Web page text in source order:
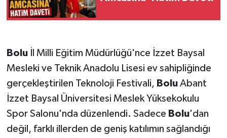
Boluİl Milli Eğitim Müdürlüğü'nce İzzet Baysal
Mesleki ve Teknik Anadolu Lisesi ev sahipliğinde
gerçekleştirilen Teknoloji Festivali, BoluAbant
İzzet Baysal Üniversitesi Meslek Yüksekokulu
Spor Salonu'nda düzenlendi. Sadece Bolu'dan
değil, farklı illerden de geniş katılımın sağlandığı